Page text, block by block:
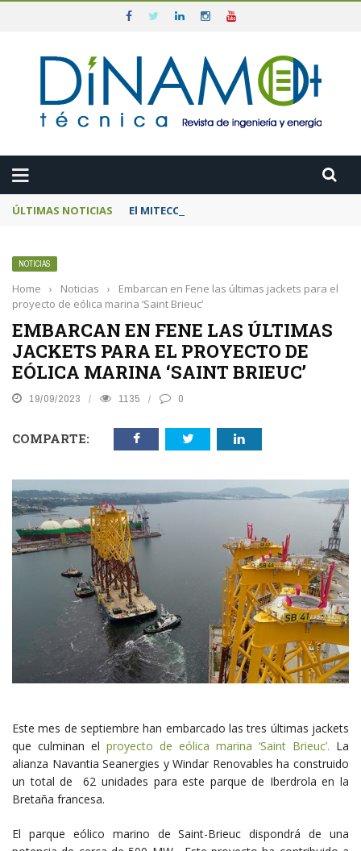
ÚLTIMAS NOTICIAS El MITECO prepara una subasta de 600
NOTICIAS
Home › Noticias ›
Embarcan en Fene las últimas jackets para el
proyecto de eólica marina ‘Saint Brieuc’
EMBARCAN EN FENE LAS ÚLTIMAS
JACKETS PARA EL PROYECTO DE
EÓLICA MARINA ‘SAINT BRIEUC’
19/09/2023 1135 0
COMPARTE:
Este mes de septiembre han embarcado las tres últimas jackets
que culminan el proyecto de eólica marina ‘Saint Brieuc’. La
alianza Navantia Seanergies y Windar Renovables ha construido
un total de 62 unidades para este parque de Iberdrola en la
Bretaña francesa.
El parque eólico marino de Saint-Brieuc dispondrá de una